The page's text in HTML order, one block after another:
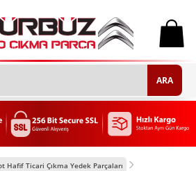
0
ARA
Hafif Ticari Çıkma Yedek Parçaları